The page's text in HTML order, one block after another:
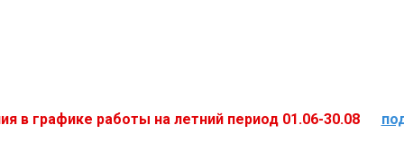
в графике работы на летний период 01.06-30.08